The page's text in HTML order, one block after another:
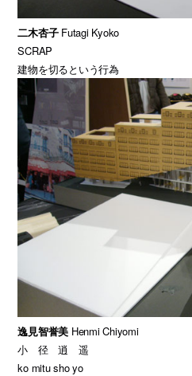
二木杏子Futagi Kyoko
SCRAP
建物を切るという行為
逸見智誉美 Henmi Chiyomi
小 径 逍 遥
ko mitu sho yo